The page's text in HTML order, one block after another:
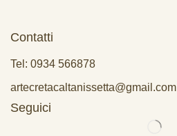
Contatti
Tel: 0934 566878
artecretacaltanissetta@gmail.com
Seguici